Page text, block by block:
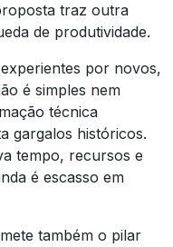
traz outra
de produtividade.
por novos,
é simples nem
técnica
gargalos históricos.
tempo, recursos e
é escasso em
também o pilar